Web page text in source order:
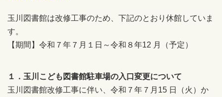
玉川図書館は改修工事のため、下記のとおり休館していま
す。
【期間】令和７年７月１日～令和８年12 月（予定）
１．玉川こども図書館駐車場の入口変更について
玉川図書館改修工事に伴い、令和７年７月15 日（火）か